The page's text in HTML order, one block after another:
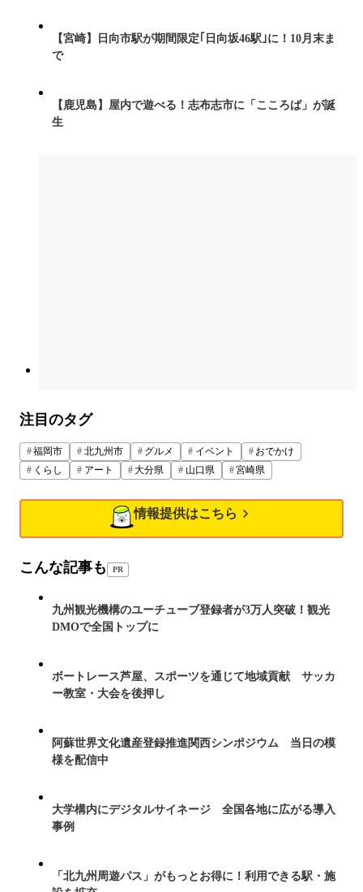
【宮崎】日向市駅が期間限定｢日向坂46駅｣に！10月末ま
で
【鹿児島】屋内で遊べる！志布志市に「こころば」が誕
生
注目のタグ
福岡市 北九州市 グルメ イベント
おでかけ
くらし
アート 大分県 山口県 宮崎県
情報提供はこちら
こんな記事も PR
九州観光機構のユーチューブ登録者が3万人突破！観光
DMOで全国トップに
ボートレース芦屋、スポーツを通じて地域貢献 サッカ
ー教室・大会を後押し
阿蘇世界文化遺産登録推進関西シンポジウム 当日の模
様を配信中
大学構内にデジタルサイネージ 全国各地に広がる導入
事例
「北九州周遊パス」がもっとお得に！利用できる駅・施